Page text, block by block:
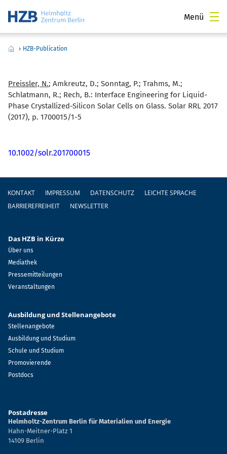
Menü
› HZB-Publication
Preissler, N.; Amkreutz, D.; Sonntag, P.; Trahms, M.;
Schlatmann, R.; Rech, B.: Interface Engineering for Liquid-
Phase Crystallized-Silicon Solar Cells on Glass. Solar RRL 2017
(2017), p. 1700015/1-5
10.1002/solr.201700015
Fußzeile
KONTAKT IMPRESSUM DATENSCHUTZ
LEICHTE SPRACHE
BARRIEREFREIHEIT
NEWSLETTER
Das HZB in Kürze
Über uns
Mediathek
Pressemitteilungen
Veranstaltungen
Ausbildung und Stellenangebote
Stellenangebote
Ausbildung und Studium
Schule und Studium
Promovierende
Postdocs
Postadresse
Helmholtz-Zentrum Berlin für Materialien und Energie
Hahn-Meitner-Platz 1
14109 Berlin